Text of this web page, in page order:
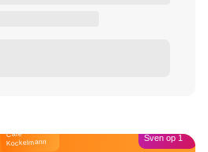
Café
Kockelmann Sven op 1